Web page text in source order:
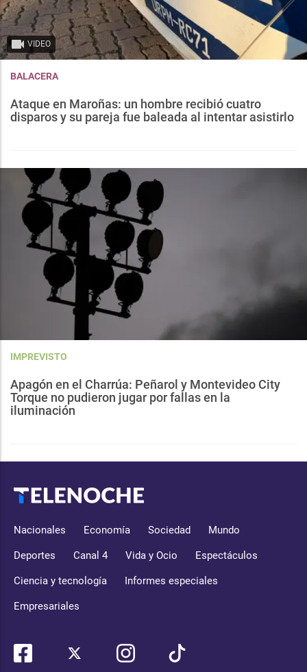
VIDEO
BALACERA
Ataque en Maroñas: un hombre recibió cuatro
disparos y su pareja fue baleada al intentar asistirlo
IMPREVISTO
Apagón en el Charrúa: Peñarol y Montevideo City
Torque no pudieron jugar por fallas en la
iluminación
Nacionales Economía Sociedad Mundo
Deportes Canal 4 Vida y Ocio Espectáculos
Ciencia y tecnología Informes especiales
Empresariales